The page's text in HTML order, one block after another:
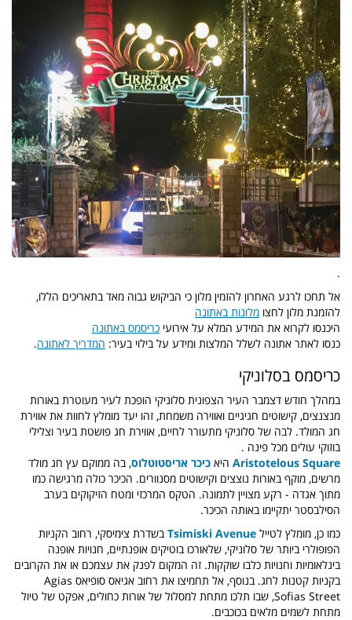
.
אל תחכו לרגע האחרון להזמין מלון כי הביקוש גבוה מאד בתאריכים הללו,
להזמנת מלון לחצו מלונות באתונה
היכנסו לקרוא את המידע המלא על אירועי כריסמס באתונה
כנסו לאתר אתונה לשלל המלצות ומידע על בילוי בעיר: המדריך לאתונה.
כריסמס בסלוניקי
במהלך חודש דצמבר העיר הצפונית סלוניקי הופכת לעיר מעוטרת באורות
מנצנצים, קישוטים חגיגיים ואווירה משמחת, זהו יעד מומלץ לחוות את אווירת
חג המולד. לבה של סלוניקי מתעורר לחיים, אווירת חג פושטת בעיר וצלילי
בוזוקי עולים מכל פינה .
Aristotelous Square היא כיכר אריסטוטלוס, בה ממוקם עץ חג מולד
מרשים, מוקף באורות נוצצים וקישוטים מסנוורים. הכיכר כולה מרגישה כמו
מתוך אגדה - רקע מצויין לתמונה. הטקס המרכזי ומטח הזיקוקים בערב
הסילבסטר יתקיימו באותה הכיכר.
כמו כן, מומלץ לטייל Tsimiski Avenue בשדרת צימיסקי, רחוב הקניות
הפופולרי ביותר של סלוניקי, שלאורכו בוטיקים אופנתיים, חנויות אופנה
בינלאומיות וחנויות כלבו שוקקות. זה המקום לפנק את עצמכם או את הקרובים
בקניות קטנות לחג. בנוסף, אל תחמיצו את רחוב אגיאס סופיאס Agias
Sofias Street, שבו תלכו מתחת למסלול של אורות כחולים, אפקט של טיול
מתחת לשמים מלאים בכוכבים.